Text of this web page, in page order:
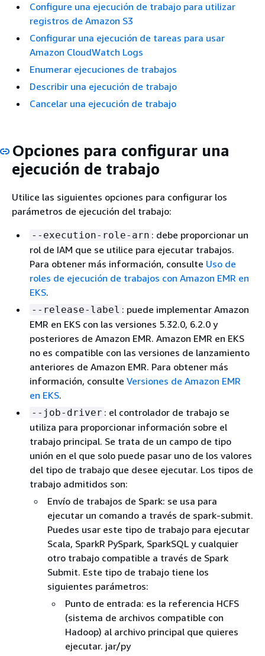
Configure una ejecución de trabajo para utilizar
registros de Amazon S3
Configurar una ejecución de tareas para usar
Amazon CloudWatch Logs
Enumerar ejecuciones de trabajos
Describir una ejecución de trabajo
Cancelar una ejecución de trabajo
Opciones para configurar una
ejecución de trabajo
Utilice las siguientes opciones para configurar los
parámetros de ejecución del trabajo:
--execution-role-arn : debe proporcionar un
rol de IAM que se utilice para ejecutar trabajos.
Para obtener más información, consulte Uso de
roles de ejecución de trabajos con Amazon EMR en
EKS.
--release-label : puede implementar Amazon
EMR en EKS con las versiones 5.32.0, 6.2.0 y
posteriores de Amazon EMR. Amazon EMR en EKS
no es compatible con las versiones de lanzamiento
anteriores de Amazon EMR. Para obtener más
información, consulte Versiones de Amazon EMR
en EKS.
--job-driver : el controlador de trabajo se
utiliza para proporcionar información sobre el
trabajo principal. Se trata de un campo de tipo
unión en el que solo puede pasar uno de los valores
del tipo de trabajo que desee ejecutar. Los tipos de
trabajo admitidos son:
Envío de trabajos de Spark: se usa para
ejecutar un comando a través de spark-submit.
Puedes usar este tipo de trabajo para ejecutar
Scala, SparkR PySpark, SparkSQL y cualquier
otro trabajo compatible a través de Spark
Submit. Este tipo de trabajo tiene los
siguientes parámetros:
Punto de entrada: es la referencia HCFS
(sistema de archivos compatible con
Hadoop) al archivo principal que quieres
ejecutar. jar/py